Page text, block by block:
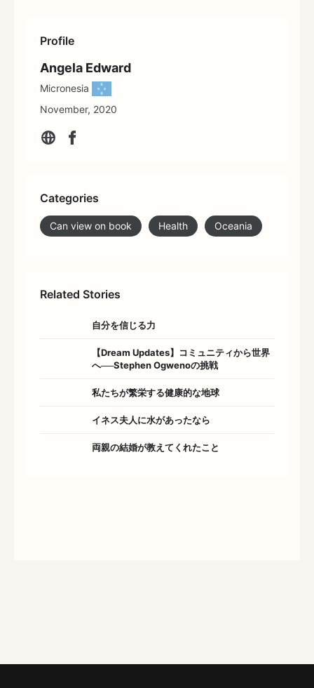
Profile
Angela Edward
Micronesia
November, 2020
Categories
Can view on book Health Oceania
Related Stories
自分を信じる力
【Dream Updates】コミュニティから世界
へ──Stephen Ogwenoの挑戦
私たちが繁栄する健康的な地球
イネス夫人に水があったなら
両親の結婚が教えてくれたこと